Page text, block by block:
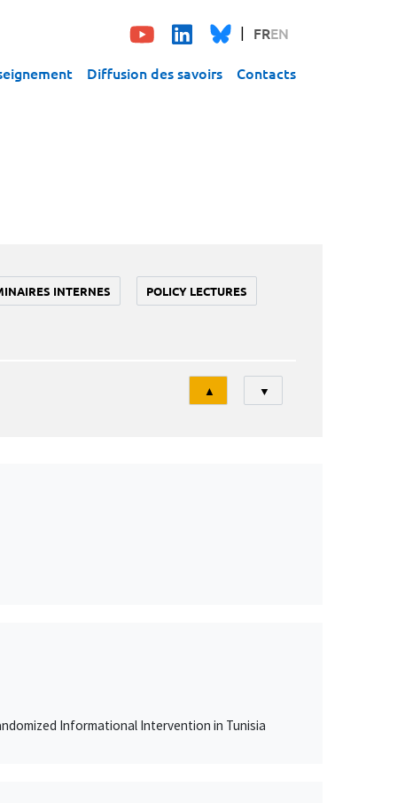
FREN
Diffusion des savoirs Contacts
INTERNES POLICY LECTURES
Tri
▲ ▼
Informational Intervention in Tunisia